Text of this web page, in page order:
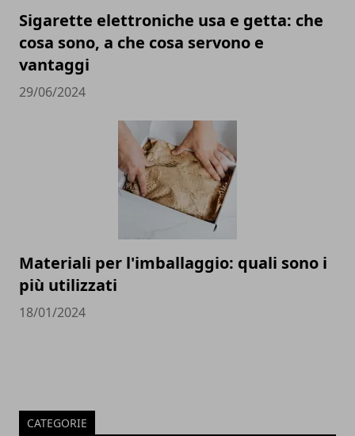
Sigarette elettroniche usa e getta: che
cosa sono, a che cosa servono e
vantaggi
29/06/2024
Materiali per l'imballaggio: quali sono i
più utilizzati
18/01/2024
CATEGORIE